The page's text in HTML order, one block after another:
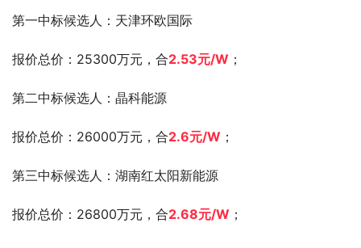
第一中标候选人：天津环欧国际
报价总价：25300万元，合2.53元/W ；
第二中标候选人：晶科能源
报价总价：26000万元，合2.6元/W ；
第三中标候选人：湖南红太阳新能源
报价总价：26800万元，合2.68元/W ；